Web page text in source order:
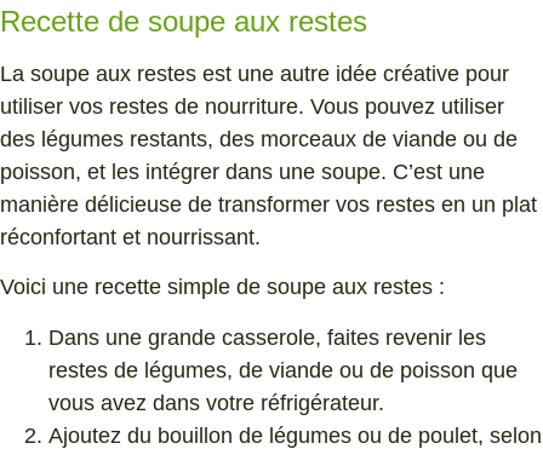
Recette de soupe aux restes
La soupe aux restes est une autre idée créative pour
utiliser vos restes de nourriture. Vous pouvez utiliser
des légumes restants, des morceaux de viande ou de
poisson, et les intégrer dans une soupe. C’est une
manière délicieuse de transformer vos restes en un plat
réconfortant et nourrissant.
Voici une recette simple de soupe aux restes :
Dans une grande casserole, faites revenir les
restes de légumes, de viande ou de poisson que
vous avez dans votre réfrigérateur.
Ajoutez du bouillon de légumes ou de poulet, selon